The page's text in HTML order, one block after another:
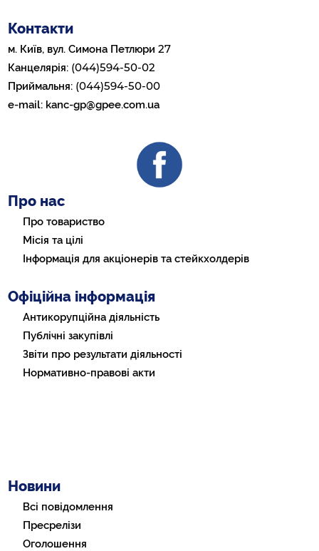
Контакти
м. Київ, вул. Симона Петлюри27
Канцелярія: (044)594-50-02
Приймальня: (044)594-50-00
e-mail: kanc-gp@gpee.com.ua
Про нас
Про товариство
Місія та цілі
Інформація для акціонерів та стейкхолдерів
Офіційна інформація
Антикорупційна діяльність
Публічні закупівлі
Звіти про результати діяльності
Нормативно-правові акти
Новини
Всі повідомлення
Пресрелізи
Оголошення